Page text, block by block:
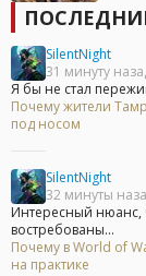
SilentNight
31 минуту
Я бы не стал
Почему жители
под носом
SilentNight
32 минуты
Интересный нюанс,
востребованы...
Почему в World of
на практике